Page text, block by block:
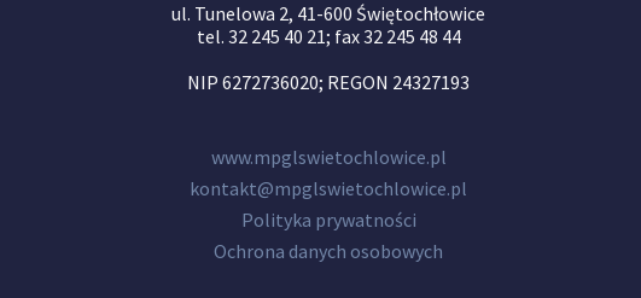
ul. Tunelowa 2, 41-600 Świętochłowice
tel. 32 245 40 21; fax 32 245 48 44
NIP 6272736020; REGON 24327193
www.mpglswietochlowice.pl
kontakt@mpglswietochlowice.pl
Polityka prywatności
Ochrona danych osobowych